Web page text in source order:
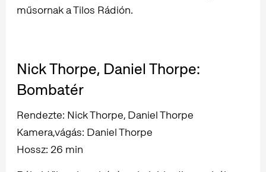
műsornak a Tilos Rádión.
Nick Thorpe, Daniel Thorpe:
Bombatér
Rendezte: Nick Thorpe, Daniel Thorpe
Kamera,vágás: Daniel Thorpe
Hossz: 26 min